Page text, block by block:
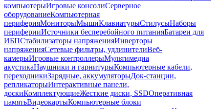
компьютерыИгровые консолиСерверное
оборудованиеКомпьютерная
периферияМониторыМышиКлавиатурыСтилусыНаборы
периферииИсточники бесперебойного питанияБатареи для
ИБПСтабилизаторы напряженияИнверторы
напряженияСетевые фильтры, удлинителиВеб-
камерыИгровые контроллерыМультимедиа
акустикаНаушники и гарнитурыКомпьютерные кабели,
переходникиЗарядные, аккумуляторыДок-станции,
репликаторыИнтерактивные панели,
доскиКомплектующиеЖесткие диски, SSDОперативная
памятьВидеокартыКомпьютерные блоки